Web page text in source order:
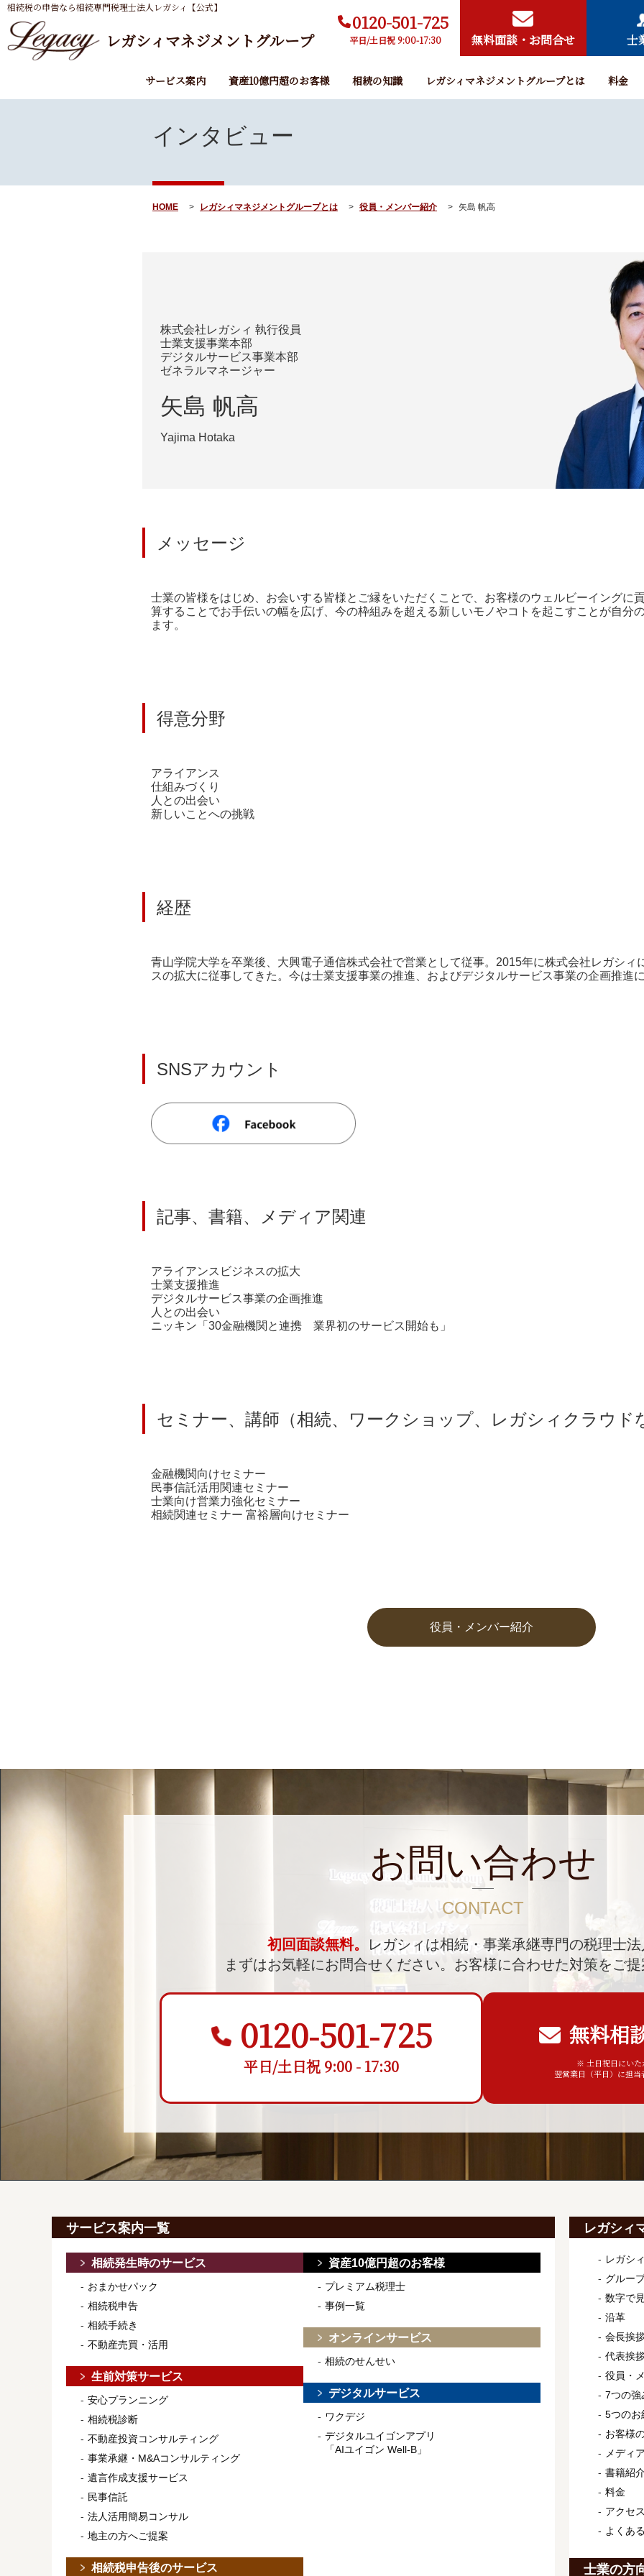
相続税の申告なら相続専門税理士法人レガシィ【公式】
レガシィマネジメントグループ
0120-501-725
平日/土日祝 9:00-17:30 無料面談・お問合せ 士
サービス案内 資産10億円超のお客様 相続の知識 レガシィマネジメントグループとは 料金
インタビュー
HOME レガシィマネジメントグループとは 役員・メンバー紹介 矢島 帆高
株式会社レガシィ 執行役員
士業支援事業本部
デジタルサービス事業本部
ゼネラルマネージャー
矢島 帆高
Yajima Hotaka
メッセージ
士業の皆様をはじめ、お会いする皆様とご縁をいただくことで、お客様のウェルビーイングに
算することでお手伝いの幅を広げ、今の枠組みを超える新しいモノやコトを起こすことが自分
ます。
得意分野
アライアンス
仕組みづくり
人との出会い
新しいことへの挑戦
経歴
青山学院大学を卒業後、大興電子通信株式会社で営業として従事。2015年に株式会社レガシィ
スの拡大に従事してきた。今は士業支援事業の推進、およびデジタルサービス事業の企画推進
SNSアカウント
記事、書籍、メディア関連
アライアンスビジネスの拡大
士業支援推進
デジタルサービス事業の企画推進
人との出会い
ニッキン「30金融機関と連携 業界初のサービス開始も」
セミナー、講師（相続、ワークショップ、レガシィクラウド
金融機関向けセミナー
民事信託活用関連セミナー
士業向け営業力強化セミナー
相続関連セミナー 富裕層向けセミナー
役員・メンバー紹介
お問い合わせ
CONTACT
初回面談無料。
レガシィは相続・事業承継専門の税理士
まずはお気軽にお問合せください。 お客様に合わせた対策をご
0120-501-725
平日/土日祝 9:00 - 17:30
無料相
※ 土日祝日にいた
翌営業日（平日）に担
サービス案内一覧
相続発生時のサービス
おまかせパック
相続税申告
相続手続き
不動産売買・活用
生前対策サービス
安心プランニング
相続税診断
不動産投資コンサルティング
事業承継・M&Aコンサルティング
遺言作成支援サービス
民事信託
法人活用簡易コンサル
地主の方へご提案
相続税申告後のサービス
資産10億円超のお客様
プレミアム税理士
事例一覧
オンラインサービス
相続のせんせい
デジタルサービス
ワクデジ
デジタルユイゴンアプリ
「AIユイゴン Well-B」
レガシィ
レガシ
グルー
数字で
沿革
会長挨
代表挨
役員・
7つの強
5つのお
お客様
メディ
書籍紹
料金
アクセ
よくあ
士業の方